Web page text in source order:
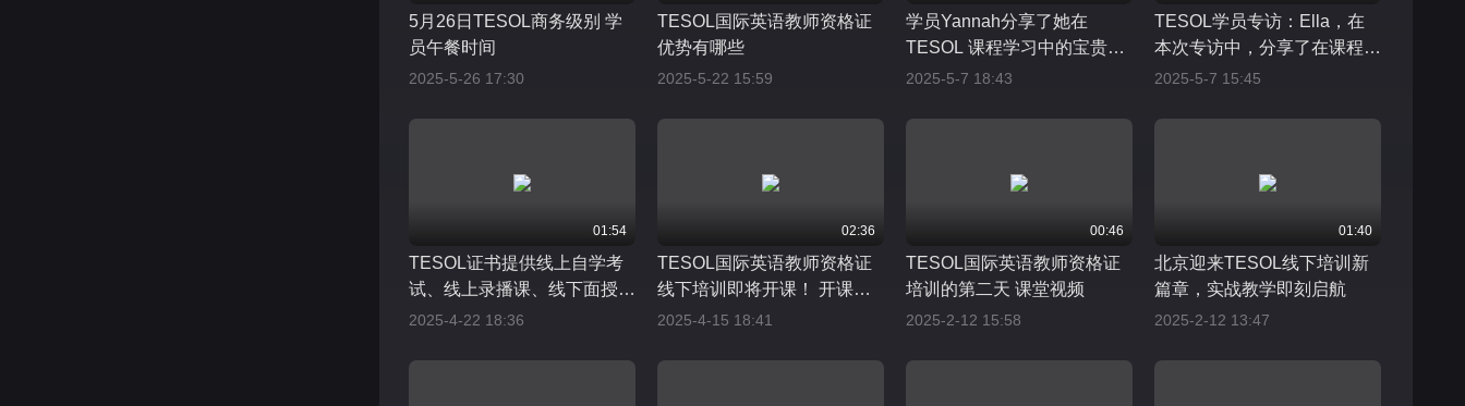
5月26日TESOL商务级别 学
员午餐时间
2025-5-26 17:30
TESOL国际英语教师资格证
优势有哪些
2025-5-22 15:59
学员Yannah分享了她在
TESOL 课程学习中的宝贵经
历
2025-5-7 18:43
TESOL学员专访：Ella，在
本次专访中，分享了在课程学
习中的独特感悟与成长历程
2025-5-7 15:45
01:54
TESOL证书提供线上自学考
试、线上录播课、线下面授三
种学习形式，费用从2500元
2025-4-22 18:36
02:36
TESOL国际英语教师资格证
线下培训即将开课！ 开课日
期：4月21日至4月25日
2025-4-15 18:41
00:46
TESOL国际英语教师资格证
培训的第二天 课堂视频
2025-2-12 15:58
01:40
北京迎来TESOL线下培训新
篇章，实战教学即刻启航
2025-2-12 13:47